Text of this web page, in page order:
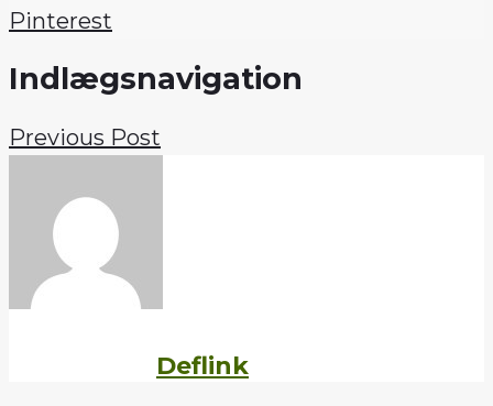
Pinterest
Indlægsnavigation
Previous Post
Deflink